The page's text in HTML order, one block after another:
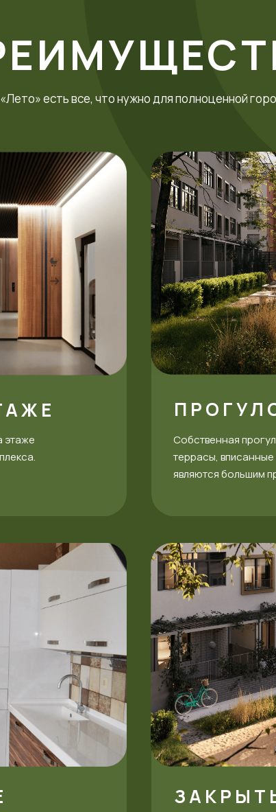
есть все, что нужно для полноценной
этаже
Собственная
террасы,
являются большим